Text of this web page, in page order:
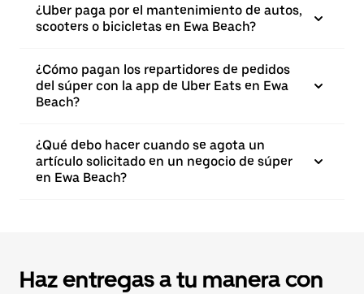
¿Uber paga por el mantenimiento de autos,
scooters o bicicletas en Ewa Beach?
¿Cómo pagan los repartidores de pedidos
del súper con la app de Uber Eats en Ewa
Beach?
¿Qué debo hacer cuando se agota un
artículo solicitado en un negocio de súper
en Ewa Beach?
Haz entregas a tu manera con